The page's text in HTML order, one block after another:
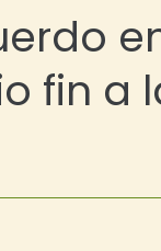
fin a